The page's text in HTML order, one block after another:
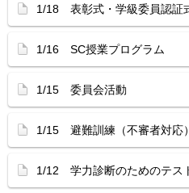
1/18 表彰式・学級委員認
1/16 SC授業プログラム
1/15 委員会活動
1/15 避難訓練（不審者対
1/12 学力診断のためのテス